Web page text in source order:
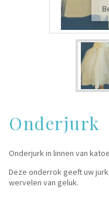
Onderjurk
Onderjurk in linnen van
Deze onderrok geeft uw
wervelen van geluk.